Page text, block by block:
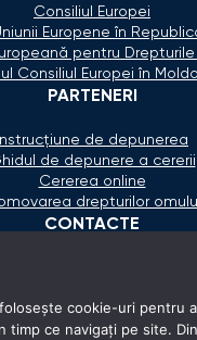
Consiliul Europei
Europene în
pentru Drepturile
Consiliul Europei în
PARTENERI
Instrucțiune de depunerea
de depunere a cererii
Cererea online
drepturilor
CONTACTE
cookie-uri pentru
timp ce navigați pe site.